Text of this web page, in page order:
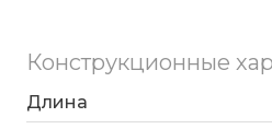
Конструкционные
Длина